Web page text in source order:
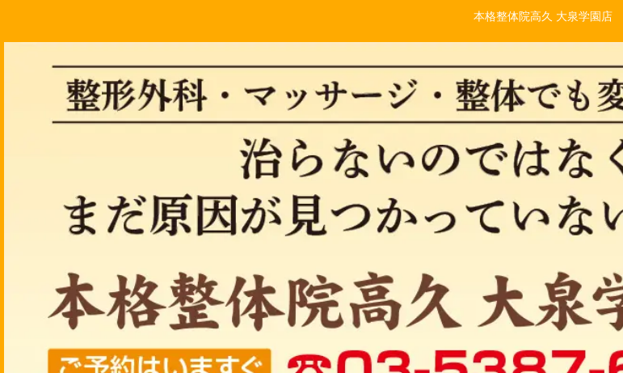
本格整体院高久 大泉学園店